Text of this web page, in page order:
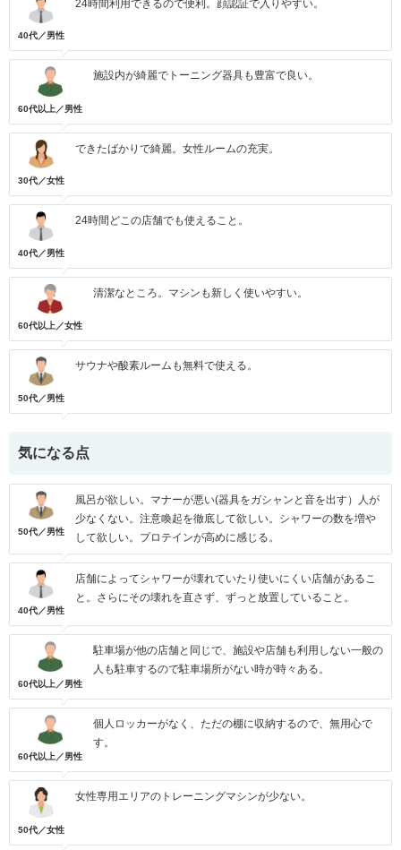
40代／男性
24時間利用できるので便利。顔認証で入りやすい。
60代以上／男性
施設内が綺麗でトーニング器具も豊富で良い。
30代／女性
できたばかりで綺麗。女性ルームの充実。
40代／男性
24時間どこの店舗でも使えること。
60代以上／女性
清潔なところ。マシンも新しく使いやすい。
50代／男性
サウナや酸素ルームも無料で使える。
気になる点
50代／男性
風呂が欲しい。マナーが悪い(器具をガシャンと音を出す）人が
少なくない。注意喚起を徹底して欲しい。シャワーの数を増や
して欲しい。プロテインが高めに感じる。
40代／男性
店舗によってシャワーが壊れていたり使いにくい店舗があるこ
と。さらにその壊れを直さず、ずっと放置していること。
60代以上／男性
駐車場が他の店舗と同じで、施設や店舗も利用しない一般の
人も駐車するので駐車場所がない時が時々ある。
60代以上／男性
個人ロッカーがなく、ただの棚に収納するので、無用心で
す。
50代／女性
女性専用エリアのトレーニングマシンが少ない。